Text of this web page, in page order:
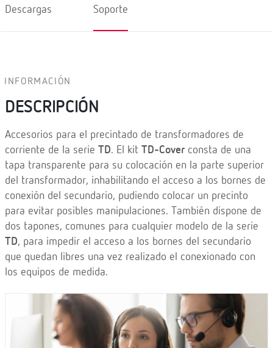
Descargas Soporte
INFORMACIÓN
DESCRIPCIÓN
Accesorios para el precintado de transformadores de
corriente de la serie TD. El kit TD-Cover consta de una
tapa transparente para su colocación en la parte superior
del transformador, inhabilitando el acceso a los bornes de
conexión del secundario, pudiendo colocar un precinto
para evitar posibles manipulaciones. También dispone de
dos tapones, comunes para cualquier modelo de la serie
TD, para impedir el acceso a los bornes del secundario
que quedan libres una vez realizado el conexionado con
los equipos de medida.